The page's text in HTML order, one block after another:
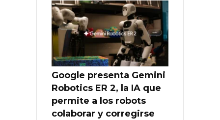
Google presenta Gemini
Robotics ER 2, la IA que
permite a los robots
colaborar y corregirse